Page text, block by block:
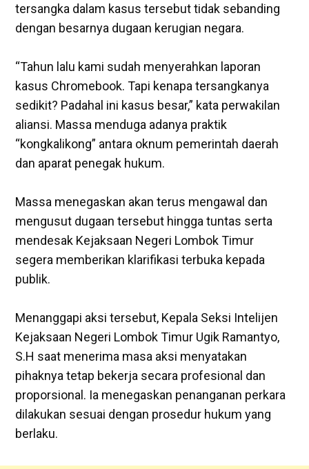
tersangka dalam kasus tersebut tidak sebanding
dengan besarnya dugaan kerugian negara.
‎“Tahun lalu kami sudah menyerahkan laporan
kasus Chromebook. Tapi kenapa tersangkanya
sedikit? Padahal ini kasus besar,” kata perwakilan
aliansi. Massa menduga adanya praktik
“kongkalikong” antara oknum pemerintah daerah
dan aparat penegak hukum.
‎Massa menegaskan akan terus mengawal dan
mengusut dugaan tersebut hingga tuntas serta
mendesak Kejaksaan Negeri Lombok Timur
segera memberikan klarifikasi terbuka kepada
publik.
Menanggapi aksi tersebut, Kepala Seksi Intelijen
Kejaksaan Negeri Lombok Timur Ugik Ramantyo,
S.H saat menerima masa aksi menyatakan
pihaknya tetap bekerja secara profesional dan
proporsional. Ia menegaskan penanganan perkara
dilakukan sesuai dengan prosedur hukum yang
berlaku.